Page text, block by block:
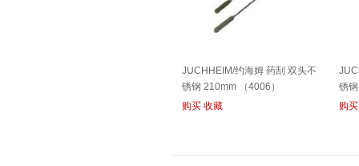
JUCHHEIM/约海姆 药刮 双头不
锈钢 210mm （4006）
购买 收藏
锈
购买